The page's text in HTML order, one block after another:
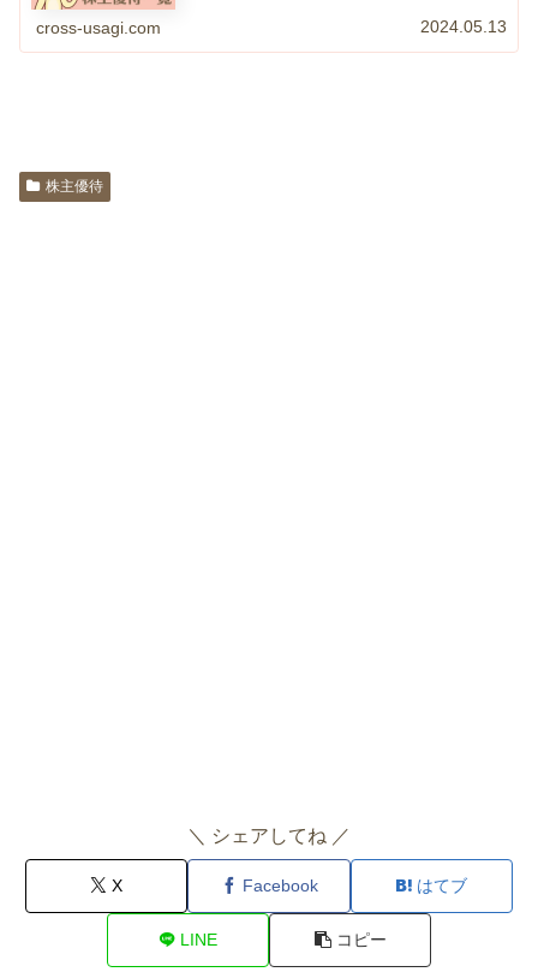
cross-usagi.com 2024.05.13
株主優待
＼ シェアしてね ／
X Facebook はてブ
LINE コピー